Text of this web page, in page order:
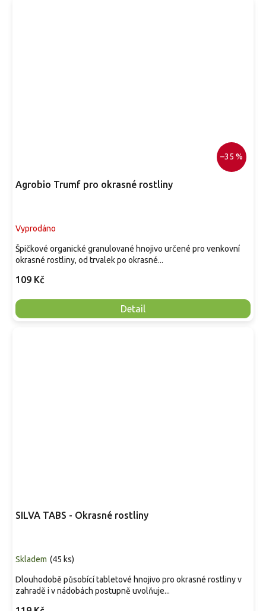
–35 %
Agrobio Trumf pro okrasné rostliny
Vyprodáno
109 Kč
Detail
Špičkové organické granulované hnojivo určené pro venkovní
okrasné rostliny, od trvalek po okrasné...
SILVA TABS - Okrasné rostliny
Skladem (45 ks)
Dlouhodobě působící tabletové hnojivo pro okrasné rostliny v
zahradě i v nádobách postupně uvolňuje...